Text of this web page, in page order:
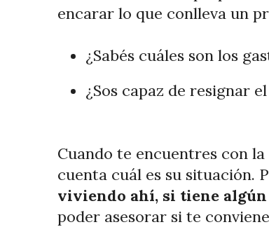
encarar lo que conlleva un
¿Sabés cuáles son los
¿Sos capaz de resignar
Cuando te encuentres con
cuenta cuál es su situación.
viviendo ahí, si tiene
poder asesorar si te